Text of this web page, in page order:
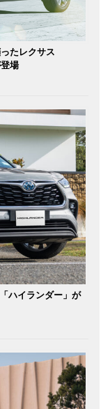
たレクサス
場
ハイランダー」が